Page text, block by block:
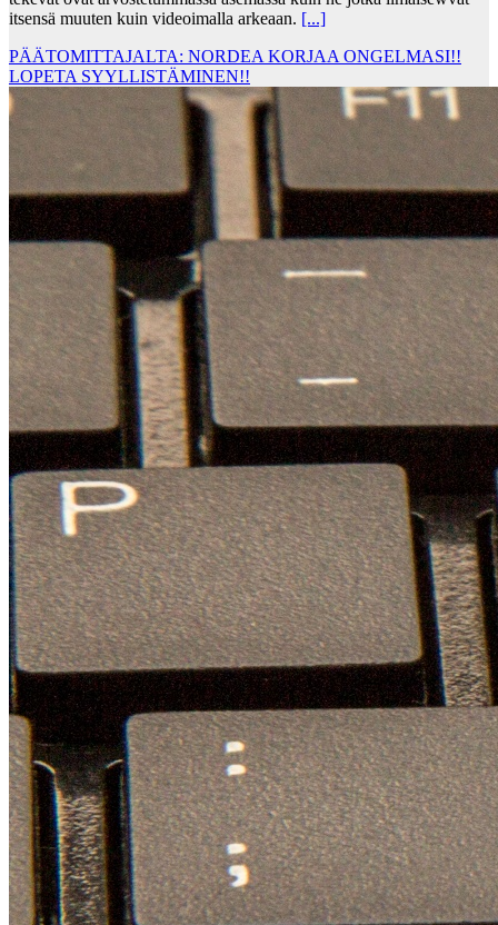
itsensä muuten kuin videoimalla arkeaan. [...]
PÄÄTOMITTAJALTA: NORDEA KORJAA ONGELMASI!!
LOPETA SYYLLISTÄMINEN!!